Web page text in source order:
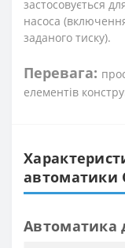
застосовується
насоса
заданого тиску).
Перевага:
елементів
автоматики
Автоматика